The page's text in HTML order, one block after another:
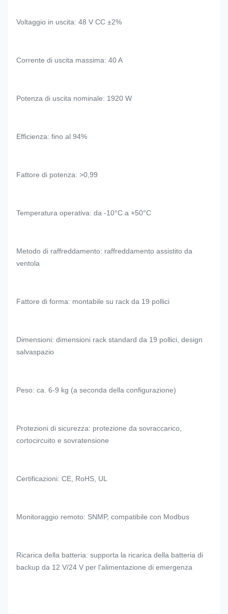
Voltaggio in uscita: 48 V CC ±2%
Corrente di uscita massima: 40 A
Potenza di uscita nominale: 1920 W
Efficienza: fino al 94%
Fattore di potenza: >0,99
Temperatura operativa: da -10°C a +50°C
Metodo di raffreddamento: raffreddamento assistito da
ventola
Fattore di forma: montabile su rack da 19 pollici
Dimensioni: dimensioni rack standard da 19 pollici, design
salvaspazio
Peso: ca. 6-9 kg (a seconda della configurazione)
Protezioni di sicurezza: protezione da sovraccarico,
cortocircuito e sovratensione
Certificazioni: CE, RoHS, UL
Monitoraggio remoto: SNMP, compatibile con Modbus
Ricarica della batteria: supporta la ricarica della batteria di
backup da 12 V/24 V per l'alimentazione di emergenza